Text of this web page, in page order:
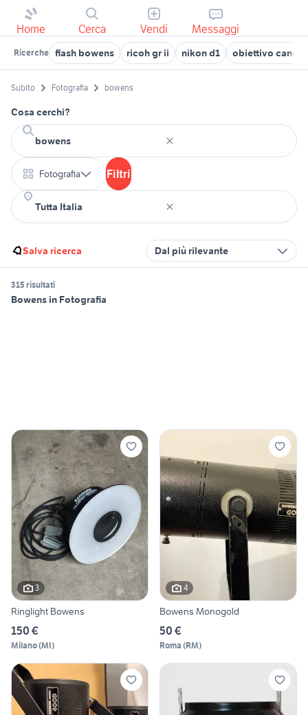
Home Cerca Vendi Messaggi
Ricerche flash bowens ricoh gr ii nikon d1 obiettivo canon
Subito Fotografia bowens
Cosa cerchi?
Fotografia Filtri
Salva ricerca Dal più rilevante
315 risultati
Bowens in Fotografia
3
Ringlight Bowens
150 €
Milano(MI)
4
Bowens Monogold
50 €
Roma (RM)